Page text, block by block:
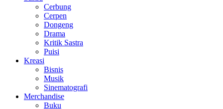
Cerbung
Cerpen
Dongeng
Drama
Kritik Sastra
Puisi
Kreasi
Bisnis
Musik
Sinematografi
Merchandise
Buku